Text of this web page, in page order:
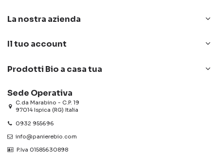
La nostra azienda
Il tuo account
Prodotti Bio a casa tua
Sede Operativa
C.da Marabino - C.P. 19
97014 Ispica (RG) Italia
0932 955696
info@panierebio.com
‎‎‎‎‎ P.Iva 01585630898